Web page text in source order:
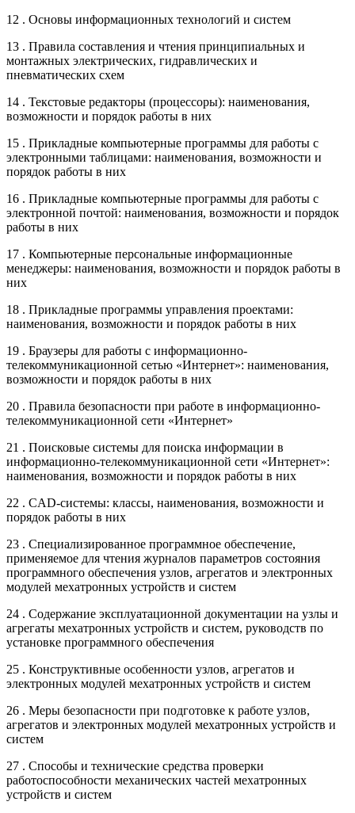
12 . Основы информационных технологий и систем
13 . Правила составления и чтения принципиальных и
монтажных электрических, гидравлических и
пневматических схем
14 . Текстовые редакторы (процессоры): наименования,
возможности и порядок работы в них
15 . Прикладные компьютерные программы для работы с
электронными таблицами: наименования, возможности и
порядок работы в них
16 . Прикладные компьютерные программы для работы с
электронной почтой: наименования, возможности и порядок
работы в них
17 . Компьютерные персональные информационные
менеджеры: наименования, возможности и порядок работы в
них
18 . Прикладные программы управления проектами:
наименования, возможности и порядок работы в них
19 . Браузеры для работы с информационно-
телекоммуникационной сетью «Интернет»: наименования,
возможности и порядок работы в них
20 . Правила безопасности при работе в информационно-
телекоммуникационной сети «Интернет»
21 . Поисковые системы для поиска информации в
информационно-телекоммуникационной сети «Интернет»:
наименования, возможности и порядок работы в них
22 . CAD-системы: классы, наименования, возможности и
порядок работы в них
23 . Специализированное программное обеспечение,
применяемое для чтения журналов параметров состояния
программного обеспечения узлов, агрегатов и электронных
модулей мехатронных устройств и систем
24 . Содержание эксплуатационной документации на узлы и
агрегаты мехатронных устройств и систем, руководств по
установке программного обеспечения
25 . Конструктивные особенности узлов, агрегатов и
электронных модулей мехатронных устройств и систем
26 . Меры безопасности при подготовке к работе узлов,
агрегатов и электронных модулей мехатронных устройств и
систем
27 . Способы и технические средства проверки
работоспособности механических частей мехатронных
устройств и систем